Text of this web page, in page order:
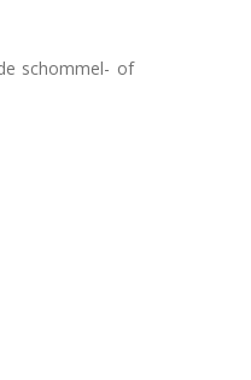
schommel- of